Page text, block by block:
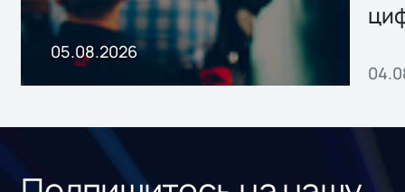
05.08.2026